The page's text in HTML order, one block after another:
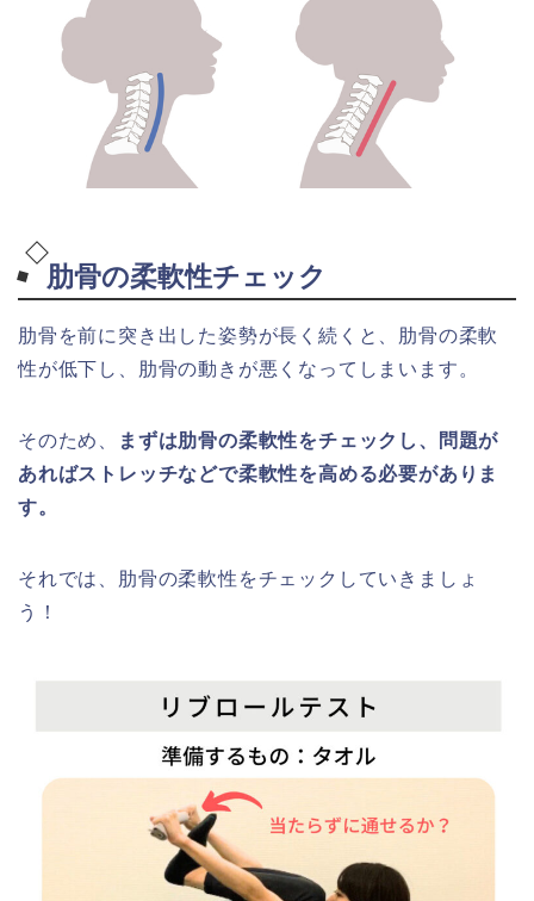
肋骨の柔軟性チェック
肋骨を前に突き出した姿勢が長く続くと、肋骨の柔軟
性が低下し、肋骨の動きが悪くなってしまいます。
そのため、
まずは肋骨の柔軟性をチェックし、問題が
あればストレッチなどで柔軟性を高める必要がありま
す。
それでは、肋骨の柔軟性をチェックしていきましょ
う！